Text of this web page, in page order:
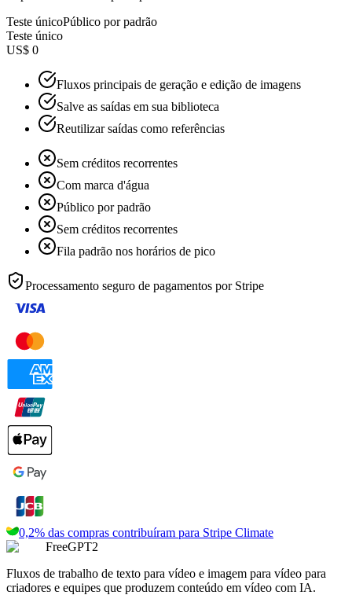
Teste únicoPúblico por padrão
Teste único
US$ 0
Fluxos principais de geração e edição de imagens
Salve as saídas em sua biblioteca
Reutilizar saídas como referências
Sem créditos recorrentes
Com marca d'água
Público por padrão
Sem créditos recorrentes
Fila padrão nos horários de pico
Processamento seguro de pagamentos por Stripe
0,2% das compras contribuíram para Stripe Climate
FreeGPT2
Fluxos de trabalho de texto para vídeo e imagem para vídeo para
criadores e equipes que produzem conteúdo em vídeo com IA.